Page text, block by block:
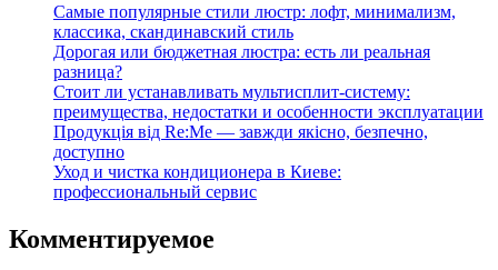
Самые популярные стили люстр: лофт, минимализм,
классика, скандинавский стиль
Дорогая или бюджетная люстра: есть ли реальная
разница?
Стоит ли устанавливать мультисплит-систему:
преимущества, недостатки и особенности эксплуатации
Продукція від Re:Me — завжди якісно, безпечно,
доступно
Уход и чистка кондиционера в Киеве:
профессиональный сервис
Комментируемое